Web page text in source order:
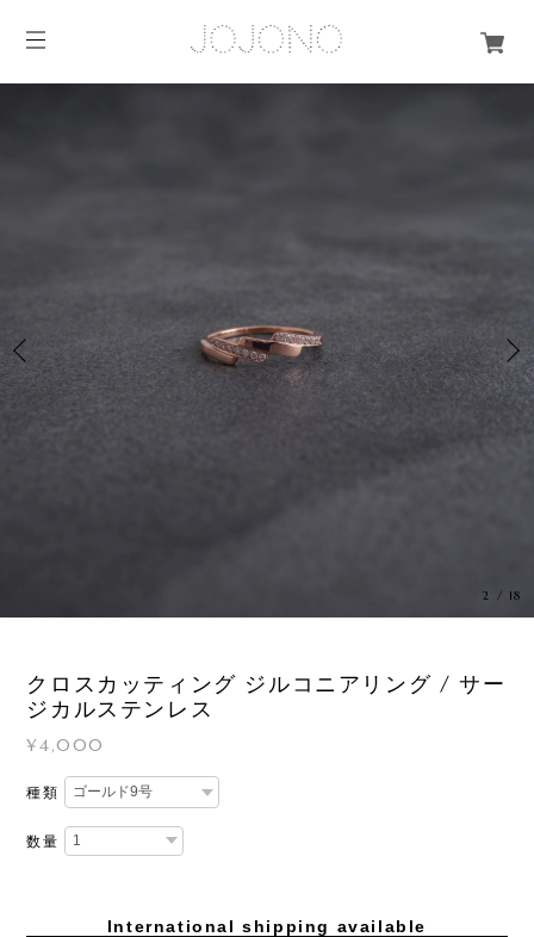
3 / 18
クロスカッティング ジルコニアリング / サー
ジカルステンレス
¥4,000
種類
数量
International shipping available